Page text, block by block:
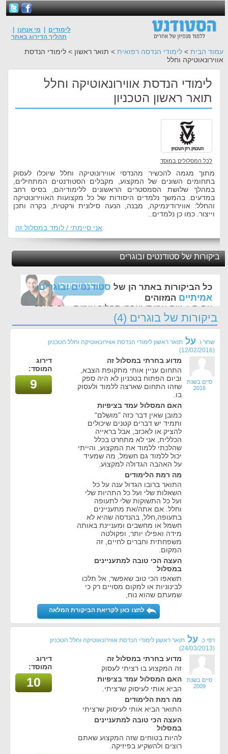
לימודים מי אנחנו
תהליך הדירוג באתר
עמוד הבית > לימודי הנדסה רפואית > תואר ראשון > לימודי הנדסת
אווירונאוטיקה וחלל
לימודי הנדסת אווירונאוטיקה וחלל
תואר ראשון הטכניון
לכל המסלולים במוסד
מתוך מגמה להכשיר מהנדסי אווירונוטיקה וחלל שיוכלו לעסוק
בתחומים השונים של המקצוע, מקבלים הסטודנטים המתחילים,
במהלך שלושת הסמסטרים הראשונים ללימודיהם, בסיס רחב
במדעים. בהמשך נלמדים היסודות של כל מקצועות האווירונוטיקה
והחלל: אווירודינמיקה, מבנה, הנעה סילונית ורקטית, בקרה ותכן
וייצור. כמו כן נלמדים..
אני סיימתי / לומד במסלול זה
ביקורות של סטודנטים ובוגרים
כל הביקורות באתר הן של סטודנטים ובוגרים
אמיתיים המזוהים
עם ת.ז, שם אמיתי ועברו תהליך אימות - זה הערך
החשוב לנו ביותר באתר
ביקורות של בוגרים (4)
שחר ו. על תואר ראשון לימודי הנדסת אווירונאוטיקה וחלל הטכניון
(12/02/2016)
סיים בשנת
2016
מדוע בחרתי במסלול זה
התחום עניין אותי מתקופת הצבא,
וביום הפתוח בטכניון לא היה ספק
שזהו התחום שארצה ללמוד ולעסוק
בו.
האם המסלול עמד בציפיות
כמובן שאין דבר כזה "מושלם"
ותמיד יש דברים קטנים שיכולים
להציק או לאכזב, אבל בראייה
הכללית, אני לא מתחרט בכלל
שהלכתי ללמוד את המקצוע, והייתי
יכול ללמוד גם חשמל, מה שמעיד
על האהבה הגדולה למקצוע.
מה רמת הלימודים
התואר ברובו הגדול ענה על כל
השאלות שלי ועל כל התהיות שלי
ועל כל התשוקות שלי לתעופה
וחלל. אם אתה/את מתעניינים
בתעופה,חלל, בהנדסה שהיא לא
חשמל או מחשבים ומעניינת באותה
מידה ואפילו יותר, ופקולטה
משפחתית וחברים לחיים, זה
המקום.
העצה הכי טובה למתעניינים
במסלול
תשאפו הכי טוב שאפשר, אל תלכו
לבינוניות או למקום מסויים רק כי
שמעתם שהוא נוח,
דירוג
המוסד:
9
לחצו כאן לקריאת הביקורת המלאה
רפי כ. על תואר ראשון לימודי הנדסת אווירונאוטיקה וחלל הטכניון
(24/03/2013)
סיים בשנת
2009
מדוע בחרתי במסלול זה
זה המקצוע בו רציתי לעסוק
האם המסלול עמד בציפיות
הביא אותי לעיסוק שרציתי.
מה רמת הלימודים
התואר הביא אותי לעיסוק שרציתי
העצה הכי טובה למתעניינים
במסלול
להיות בטוחים שזה המקצוע שאתם
רוצים ולהשקיע בפיזיקה.
דירוג
המוסד:
10